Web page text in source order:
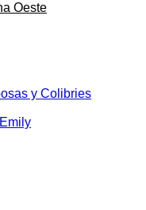
Oeste
y Colibries